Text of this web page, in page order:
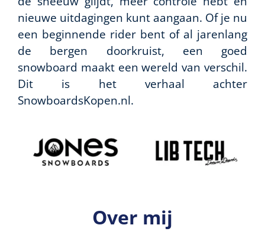
nieuwe uitdagingen kunt aangaan. Of je nu
een beginnende rider bent of al jarenlang
de bergen doorkruist, een goed
snowboard maakt een wereld van verschil.
Dit is het verhaal achter
SnowboardsKopen.nl.
Over mij